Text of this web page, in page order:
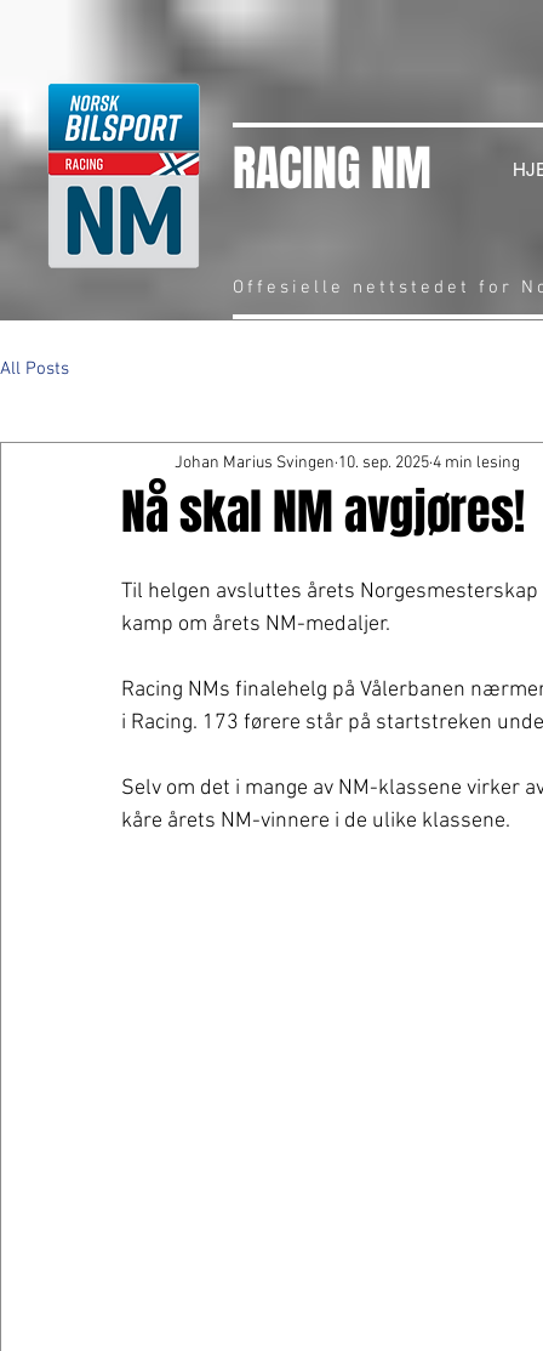
RACING NM
Offesielle nettstedet for
All Posts
Nå skal NM avgjøres!
Johan Marius Svingen 10. sep. 20254 min lesing
Til helgen avsluttes årets
kamp om årets NM-medaljer.
Racing NMs finalehelg på Vålerbanen
i Racing. 173 førere står på startstreken
Selv om det i mange av NM-klassene virker
kåre årets NM-vinnere i de ulike klassene.